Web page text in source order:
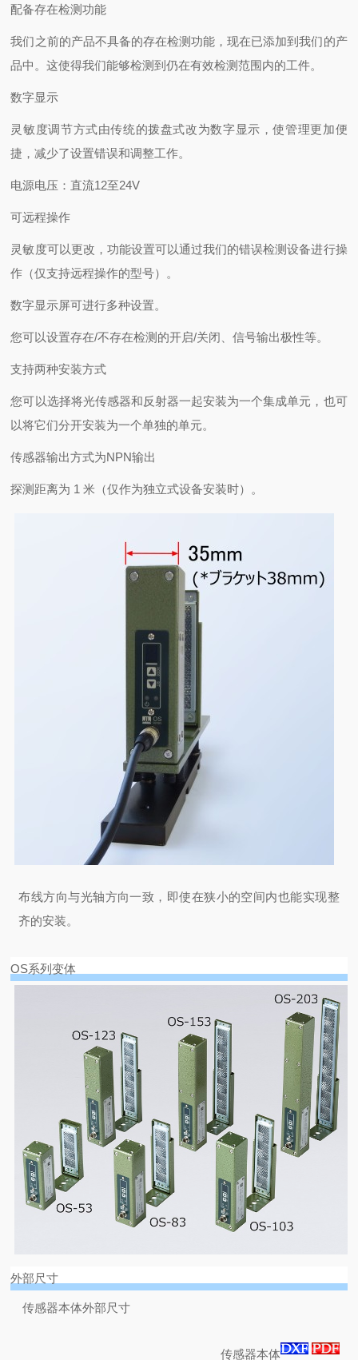
配备存在检测功能
我们之前的产品不具备的存在检测功能，现在已添加到我们的产
品中。这使得我们能够检测到仍在有效检测范围内的工件。
数字显示
灵敏度调节方式由传统的拨盘式改为数字显示，使管理更加便
捷，减少了设置错误和调整工作。
电源电压：直流12至24V
可远程操作
灵敏度可以更改，功能设置可以通过我们的错误检测设备进行操
作（仅支持远程操作的型号）。
数字显示屏可进行多种设置。
您可以设置存在/不存在检测的开启/关闭、信号输出极性等。
支持两种安装方式
您可以选择将光传感器和反射器一起安装为一个集成单元，也可
以将它们分开安装为一个单独的单元。
传感器输出方式为NPN输出
探测距离为 1 米（仅作为独立式设备安装时）。
布线方向与光轴方向一致，即使在狭小的空间内也能实现整
齐的安装。
OS系列变体
外部尺寸
传感器本体外部尺寸
传感器本体